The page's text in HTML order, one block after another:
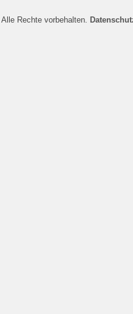
Alle Rechte vorbehalten.